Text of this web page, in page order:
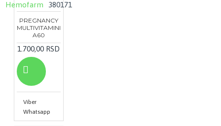
Hemofarm 380171
PREGNANCY
MULTIVITAMINI
A60
1.700,00 RSD
Viber
Whatsapp